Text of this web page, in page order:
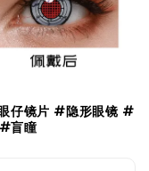
仔镜片 #隐形眼镜 #
盲瞳